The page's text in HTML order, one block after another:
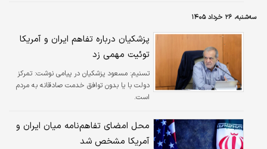
سه‌شنبه، ۲۶ خرداد ۱۴۰۵
پزشکیان درباره تفاهم ایران و آمریکا
توئیت مهمی زد
تسنیم:
مسعود پزشکیان در پیامی نوشت: تمرکز
دولت با یا بدون توافق خدمت صادقانه به مردم
است.
محل امضای تفاهم‌نامه میان ایران و
آمریکا مشخص شد